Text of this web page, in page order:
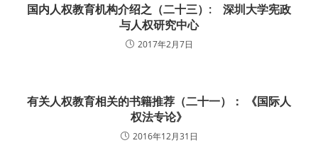
国内人权教育机构介绍之（二十三）: 深圳大学宪政
与人权研究中心
2017年2月7日
有关人权教育相关的书籍推荐（二十一）： 《国际人
权法专论》
2016年12月31日